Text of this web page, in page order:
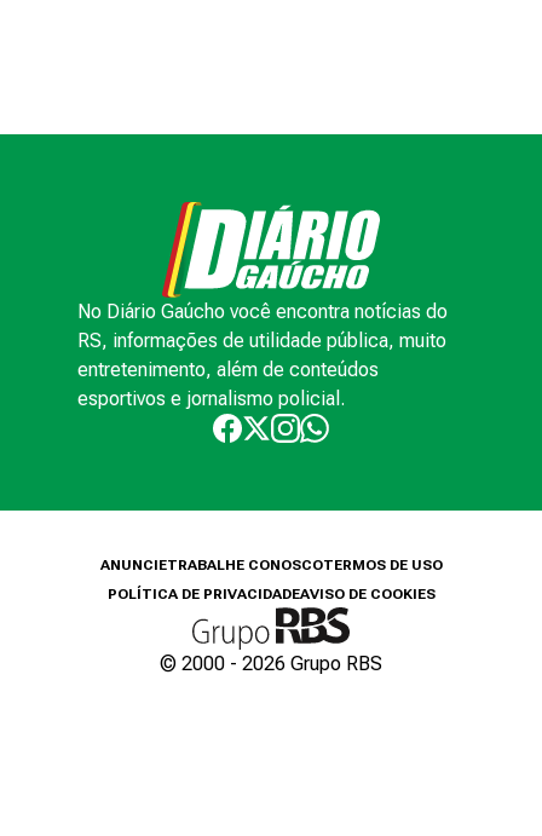
No Diário Gaúcho você encontra notícias do
RS, informações de utilidade pública, muito
entretenimento, além de conteúdos
esportivos e jornalismo policial.
ANUNCIETRABALHE CONOSCOTERMOS DE USO
POLÍTICA DE PRIVACIDADEAVISO DE COOKIES
© 2000 - 2026 Grupo RBS